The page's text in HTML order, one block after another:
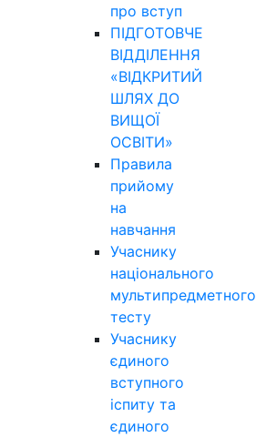
про вступ
ПІДГОТОВЧЕ
ВІДДІЛЕННЯ
«ВІДКРИТИЙ
ШЛЯХ ДО
ВИЩОЇ
ОСВІТИ»
Правила
прийому
на
навчання
Учаснику
національного
мультипредметного
тесту
Учаснику
єдиного
вступного
іспиту та
єдиного